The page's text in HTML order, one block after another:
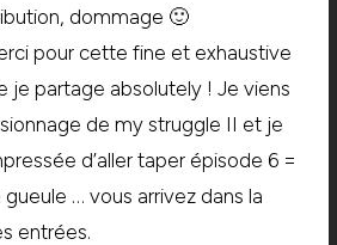
dommage 🙂
pour cette fine et exhaustive
je partage absolutely ! Je viens
de my struggle II et je
d’aller taper épisode 6 =
… vous arrivez dans la
entrées.